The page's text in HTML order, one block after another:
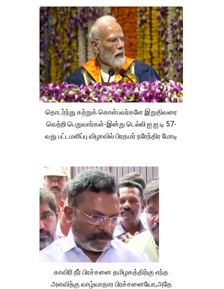
தொடர்ந்து கற்றுக் கொள்பவர்களே இறுதிவரை
வெற்றி பெறுவார்கள்-இன்று டெல்லி ஐ.ஐ.டி 57-
வது பட்டமளிப்பு விழாவில் பிரதமர் நரேந்திர மோடி
காவிரி நீர் பிரச்சனை தமிழகத்திற்கு எந்த
அளவிற்கு வாழ்வாதார பிரச்சனையோ,அதே